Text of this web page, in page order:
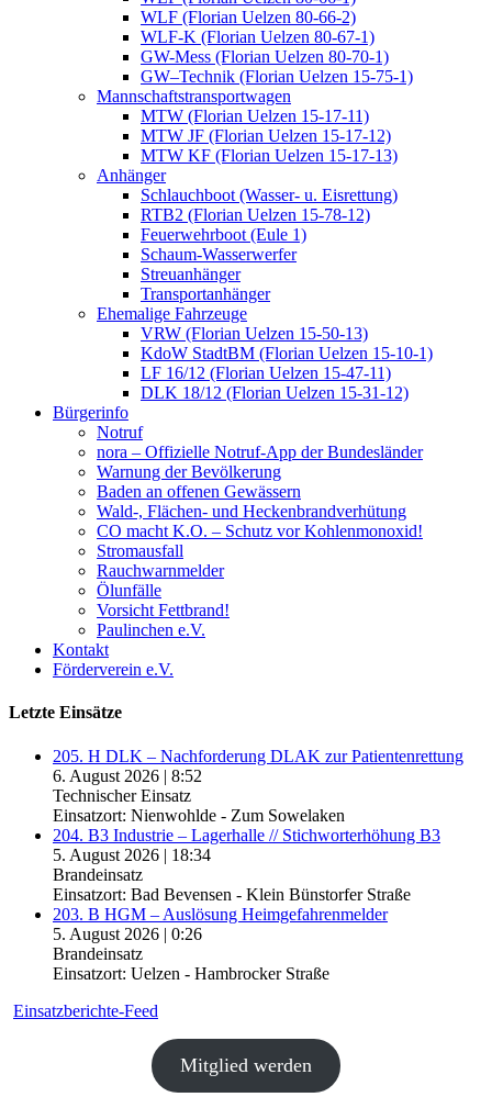
WLF (Florian Uelzen 80-66-2)
WLF-K (Florian Uelzen 80-67-1)
GW-Mess (Florian Uelzen 80-70-1)
GW–Technik (Florian Uelzen 15-75-1)
Mannschaftstransportwagen
MTW (Florian Uelzen 15-17-11)
MTW JF (Florian Uelzen 15-17-12)
MTW KF (Florian Uelzen 15-17-13)
Anhänger
Schlauchboot (Wasser- u. Eisrettung)
RTB2 (Florian Uelzen 15-78-12)
Feuerwehrboot (Eule 1)
Schaum-Wasserwerfer
Streuanhänger
Transportanhänger
Ehemalige Fahrzeuge
VRW (Florian Uelzen 15-50-13)
KdoW StadtBM (Florian Uelzen 15-10-1)
LF 16/12 (Florian Uelzen 15-47-11)
DLK 18/12 (Florian Uelzen 15-31-12)
Bürgerinfo
Notruf
nora – Offizielle Notruf-App der Bundesländer
Warnung der Bevölkerung
Baden an offenen Gewässern
Wald-, Flächen- und Heckenbrandverhütung
CO macht K.O. – Schutz vor Kohlenmonoxid!
Stromausfall
Rauchwarnmelder
Ölunfälle
Vorsicht Fettbrand!
Paulinchen e.V.
Kontakt
Förderverein e.V.
Letzte Einsätze
205. H DLK – Nachforderung DLAK zur Patientenrettung
6. August 2026 | 8:52
Technischer Einsatz
Einsatzort: Nienwohlde - Zum Sowelaken
204. B3 Industrie – Lagerhalle // Stichworterhöhung B3
5. August 2026 | 18:34
Brandeinsatz
Einsatzort: Bad Bevensen - Klein Bünstorfer Straße
203. B HGM – Auslösung Heimgefahrenmelder
5. August 2026 | 0:26
Brandeinsatz
Einsatzort: Uelzen - Hambrocker Straße
Einsatzberichte-Feed
Mitglied werden